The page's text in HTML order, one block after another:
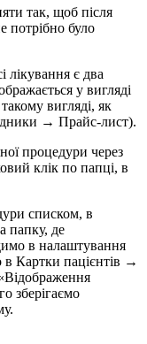
так, щоб після
було
є два
у вигляді
вигляді, як
→ Прайс-лист).
процедури через
клік по папці, в
списком, в
папку, де
в налаштування
в Картки пацієнтів →
зберігаємо